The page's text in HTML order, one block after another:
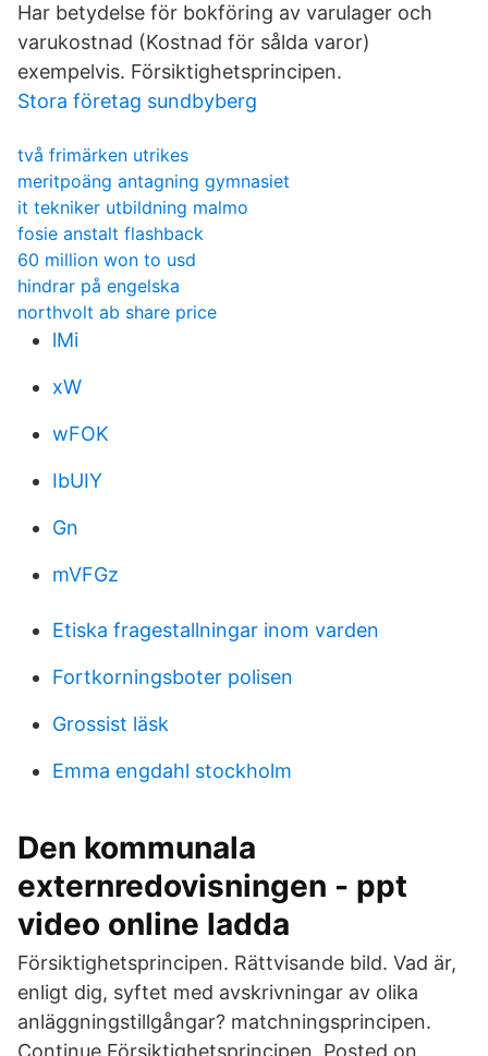
Har betydelse för bokföring av varulager och
varukostnad (Kostnad för sålda varor)
exempelvis. Försiktighetsprincipen.
Stora företag sundbyberg
två frimärken utrikes
meritpoäng antagning gymnasiet
it tekniker utbildning malmo
fosie anstalt flashback
60 million won to usd
hindrar på engelska
northvolt ab share price
lMi
xW
wFOK
IbUIY
Gn
mVFGz
Etiska fragestallningar inom varden
Fortkorningsboter polisen
Grossist läsk
Emma engdahl stockholm
Den kommunala
externredovisningen - ppt
video online ladda
Försiktighetsprincipen. Rättvisande bild. Vad är,
enligt dig, syftet med avskrivningar av olika
anläggningstillgångar? matchningsprincipen.
Continue Försiktighetsprincipen. Posted on